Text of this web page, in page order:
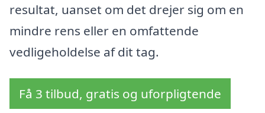
resultat, uanset om det drejer sig om en
mindre rens eller en omfattende
vedligeholdelse af dit tag.
Få 3 tilbud, gratis og uforpligtende